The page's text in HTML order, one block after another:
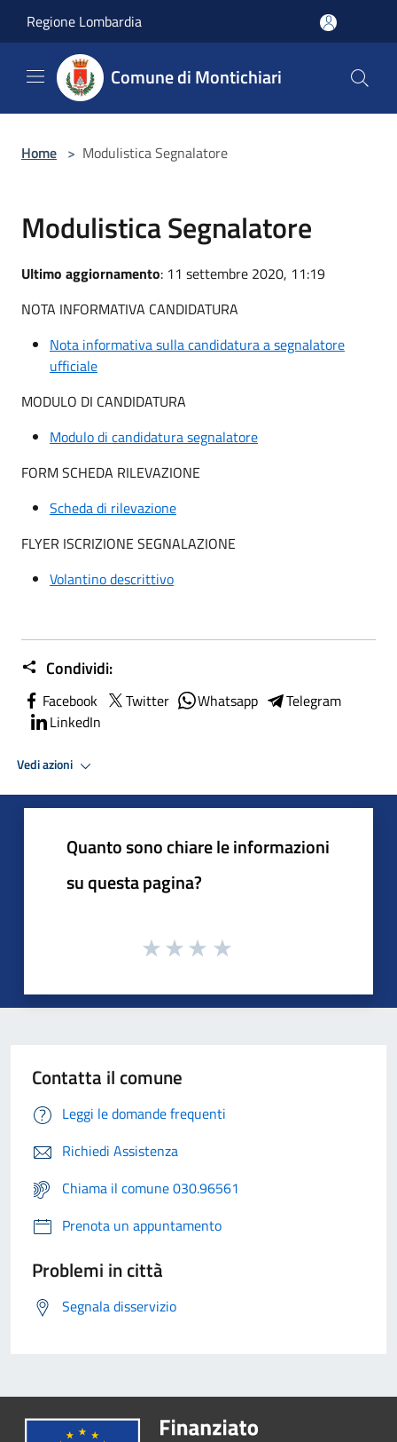
Regione Lombardia
Comune di Montichiari
Home > Modulistica Segnalatore
Modulistica Segnalatore
Ultimo aggiornamento: 11 settembre 2020, 11:19
NOTA INFORMATIVA CANDIDATURA
Nota informativa sulla candidatura a segnalatore
ufficiale
MODULO DI CANDIDATURA
Modulo di candidatura segnalatore
FORM SCHEDA RILEVAZIONE
Scheda di rilevazione
FLYER ISCRIZIONE SEGNALAZIONE
Volantino descrittivo
Condividi:
Facebook Twitter Whatsapp
Telegram
LinkedIn
Vedi azioni
Quanto sono chiare le informazioni
su questa pagina?
Contatta il comune
Leggi le domande frequenti
Richiedi Assistenza
Chiama il comune 030.96561
Prenota un appuntamento
Problemi in città
Segnala disservizio